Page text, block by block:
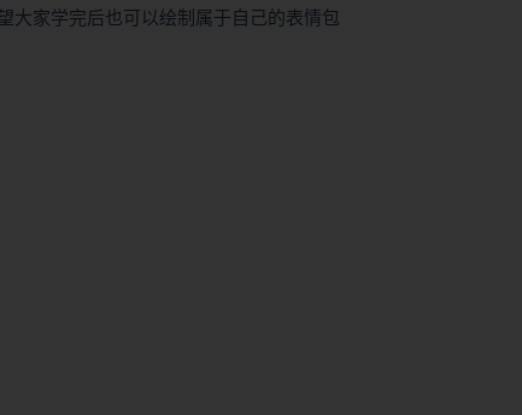
大家学完后也可以绘制属于自己的表情包